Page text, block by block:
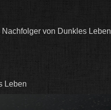
von Dunkles Leben
Leben